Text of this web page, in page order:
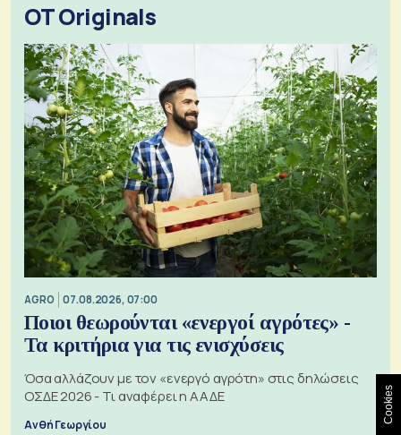
OT Originals
AGRO 07.08.2026, 07:00
Ποιοι θεωρούνται «ενεργοί αγρότες» -
Τα κριτήρια για τις ενισχύσεις
Όσα αλλάζουν με τον «ενεργό αγρότη» στις δηλώσεις
ΟΣΔΕ 2026 - Τι αναφέρει η ΑΑΔΕ
Ανθή Γεωργίου
Cookies